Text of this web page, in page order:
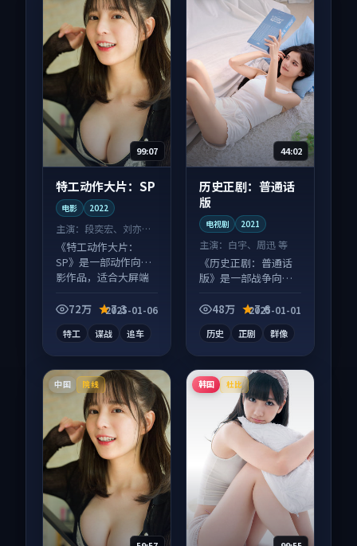
99:07
特工动作大片：SP
电影 2022
主演： 段奕宏、刘亦菲
等
《特工动作大片：
SP》是一部动作向电
影作品，适合大屏端
72万
7.3
2025-01-06
特工 谍战 追车
44:02
历史正剧：普通话
版
电视剧 2021
主演： 白宇、周迅 等
《历史正剧：普通话
版》是一部战争向电
度高，适合配弹幕观
48万 7.6
2025-01-01
历史 正剧 群像
中国 院线 韩国 杜比